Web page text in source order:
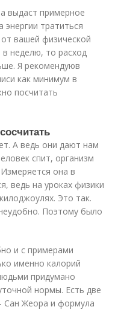
выдаст примерное
тратиться
вашей физической
в неделю, то расход
Я рекомендуюв
как минимум в
посчитать
А ведь они дают нам
спит, организм
она в
ведь на уроках физики
Это так.
Поэтому было
и с примерами
именно калорий
придумано
нормы. Есть две
Жеора и формула